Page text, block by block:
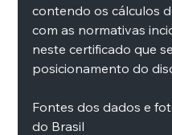
contendo os cálculos
com as normativas
neste certificado que
posicionamento do
Fontes dos dados e
do Brasil